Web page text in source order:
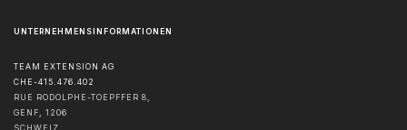
UNTERNEHMENSINFORMATIONEN
TEAM EXTENSION AG
CHE-415.476.402
RUE RODOLPHE-TOEPFFER 8,
GENF, 1206